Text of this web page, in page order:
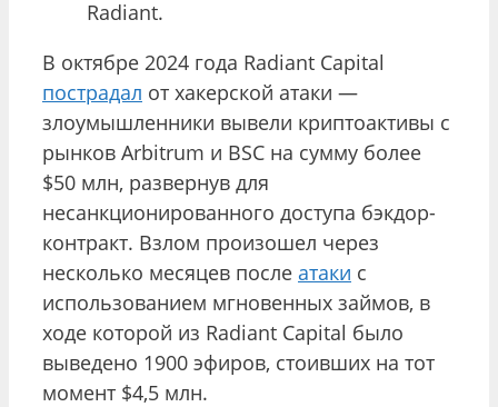
Radiant.
В октябре 2024 года Radiant Capital
пострадал от хакерской атаки —
злоумышленники вывели криптоактивы с
рынков Arbitrum и BSC на сумму более
$50 млн, развернув для
несанкционированного доступа бэкдор-
контракт. Взлом произошел через
несколько месяцев после атаки с
использованием мгновенных займов, в
ходе которой из Radiant Capital было
выведено 1900 эфиров, стоивших на тот
момент $4,5 млн.